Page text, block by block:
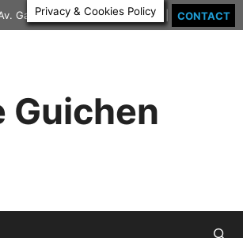
Gal Leclerc | 35580 GUICHEN | CONTACT
Guichen
Privacy & Cookies Policy